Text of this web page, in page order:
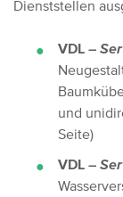
Dienststellen
VDL –
und
Seite)
VDL –